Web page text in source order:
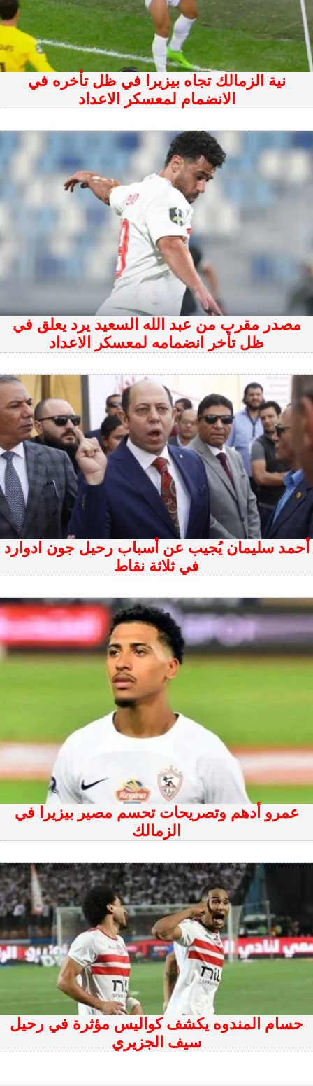
نية الزمالك تجاه بيزيرا في ظل تأخره في
الانضمام لمعسكر الاعداد
مصدر مقرب من عبد الله السعيد يرد يعلق في
ظل تأخر انضمامه لمعسكر الاعداد
أحمد سليمان يُجيب عن أسباب رحيل جون ادوارد
في ثلاثة نقاط
عمرو أدهم وتصريحات تحسم مصير بيزيرا في
الزمالك
حسام المندوه يكشف كواليس مؤثرة في رحيل
سيف الجزيري